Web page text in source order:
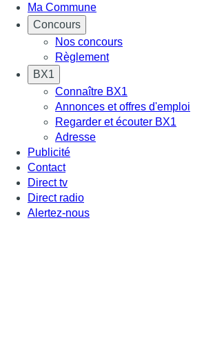
Ma Commune
Concours
Nos concours
Règlement
BX1
Connaître BX1
Annonces et offres d'emploi
Regarder et écouter BX1
Adresse
Publicité
Contact
Direct tv
Direct radio
Alertez-nous